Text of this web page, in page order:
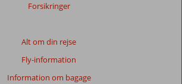
Forsikringer
Alt om din rejse
Fly-information
Information om bagage